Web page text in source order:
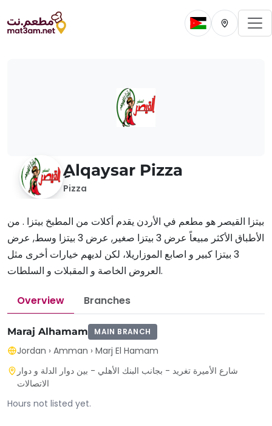
Change current
Change
ِِِAlqaysar Pizza
Pizza
بيتزا القيصر هو مطعم في الأردن يقدم أكلات من المطبخ بيتزا . من
الأطباق الأكثر مبيعاً عرض 3 بيتزا صغير, عرض 3 بيتزا وسط, عرض
3 بيتزا كبير و اصابع الموزاريلا، لكن لديهم خيارات أخرى مثل
العروض الخاصة و المقبلات و السلطات.
Overview Branches
Maraj Alhamam MAIN BRANCH
Jordan › Amman › Marj El Hamam
شارع الأميرة تغريد - بجانب البنك الأهلي - بين دوار الدلة و دوار
الاتصالات
Hours not listed yet.